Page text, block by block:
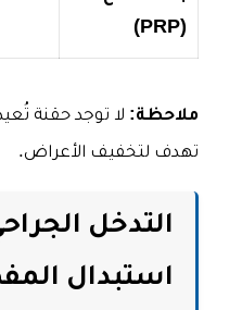
(PRP)
ملاحظة: لا توجد حقنة
تهدف لتخفيف الأعراض.
التدخل
استبدال